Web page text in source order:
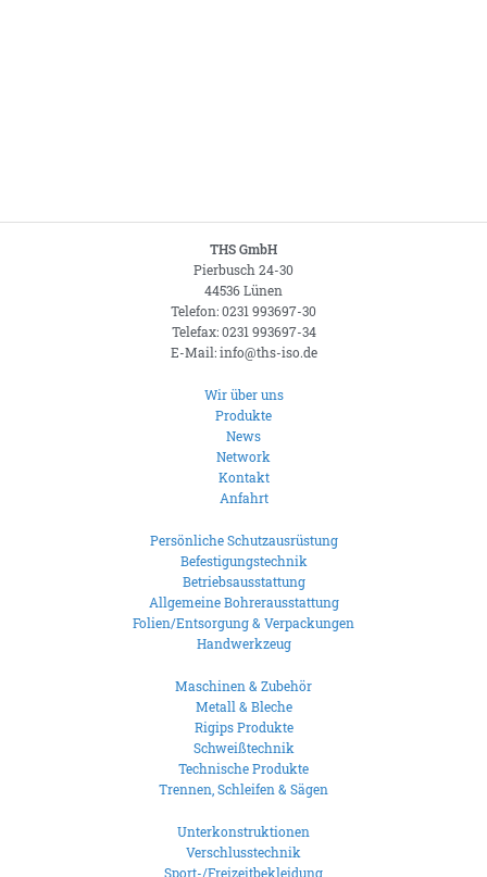
THS GmbH
Pierbusch 24-30
44536 Lünen
Telefon: 0231 993697-30
Telefax: 0231 993697-34
E-Mail: info@ths-iso.de
Wir über uns
Produkte
News
Network
Kontakt
Anfahrt
Persönliche Schutzausrüstung
Befestigungstechnik
Betriebsausstattung
Allgemeine Bohrerausstattung
Folien/Entsorgung & Verpackungen
Handwerkzeug
Maschinen & Zubehör
Metall & Bleche
Rigips Produkte
Schweißtechnik
Technische Produkte
Trennen, Schleifen & Sägen
Unterkonstruktionen
Verschlusstechnik
Sport-/Freizeitbekleidung